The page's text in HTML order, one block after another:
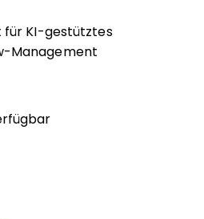
für KI-gestütztes
Management